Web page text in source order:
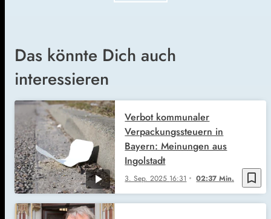
Das könnte Dich auch
interessieren
bookmark_border
3. Sep. 2025 16:31 02:37 Min.
Verbot kommunaler
Verpackungssteuern in
Bayern: Meinungen aus
Ingolstadt